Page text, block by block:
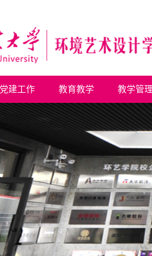
党建工作 教育教学 教学管理